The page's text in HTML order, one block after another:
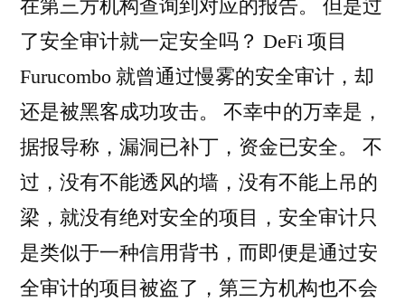
在第三方机构查询到对应的报告。 但是过
了安全审计就一定安全吗？ DeFi 项目
Furucombo 就曾通过慢雾的安全审计，却
还是被黑客成功攻击。 不幸中的万幸是，
据报导称，漏洞已补丁，资金已安全。 不
过，没有不能透风的墙，没有不能上吊的
梁，就没有绝对安全的项目，安全审计只
是类似于一种信用背书，而即便是通过安
全审计的项目被盗了，第三方机构也不会